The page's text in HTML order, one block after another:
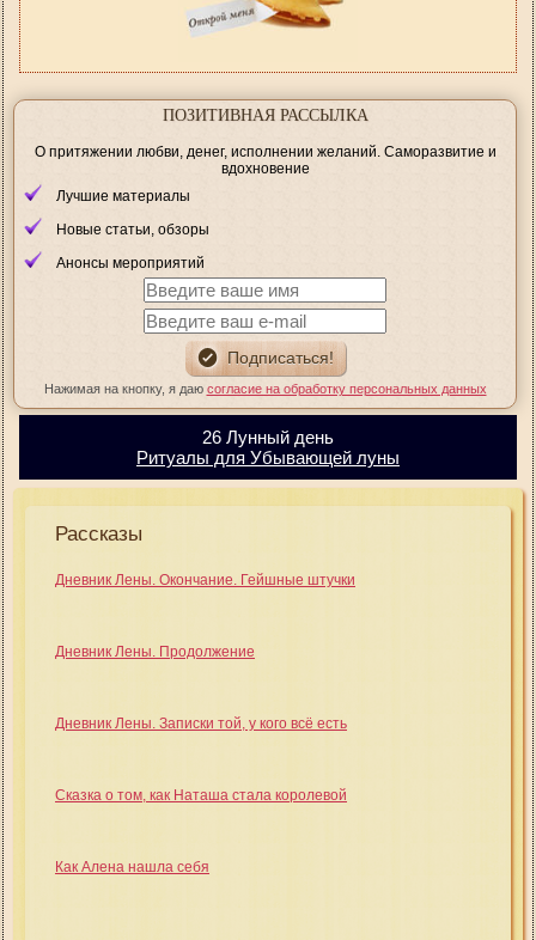
ПОЗИТИВНАЯ РАССЫЛКА
О притяжении любви, денег, исполнении желаний. Саморазвитие и
вдохновение
Лучшие материалы
Новые статьи, обзоры
Анонсы мероприятий
Нажимая на кнопку, я даю согласие на обработку персональных данных
26 Лунный день
Ритуалы для Убывающей луны
Рассказы
Дневник Лены. Окончание. Гейшные штучки
Дневник Лены. Продолжение
Дневник Лены. Записки той, у кого всё есть
Сказка о том, как Наташа стала королевой
Как Алена нашла себя